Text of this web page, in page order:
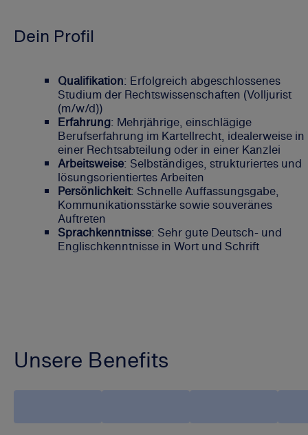
Dein Profil
Qualifikation: Erfolgreich abgeschlossenes
Studium der Rechtswissenschaften (Volljurist
(m/w/d))
Erfahrung: Mehrjährige, einschlägige
Berufserfahrung im Kartellrecht, idealerweise in
einer Rechtsabteilung oder in einer Kanzlei
Arbeitsweise: Selbständiges, strukturiertes und
lösungsorientiertes Arbeiten
Persönlichkeit: Schnelle Auffassungsgabe,
Kommunikationsstärke sowie souveränes
Auftreten
Sprachkenntnisse: Sehr gute Deutsch- und
Englischkenntnisse in Wort und Schrift
Unsere Benefits